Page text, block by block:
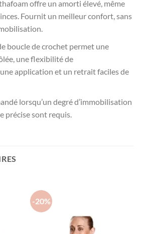
offre un amorti élevé, même
Fournit un meilleur confort, sans
boucle de crochet permet une
une flexibilité de
application et un retrait faciles de
lorsqu’un degré d’immobilisation
précise sont requis.
-20%